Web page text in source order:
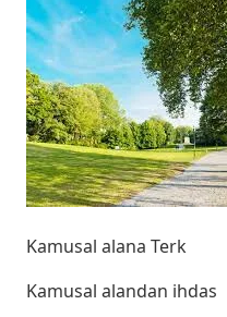
Kamusal alana Terk
Kamusal alandan ihdas